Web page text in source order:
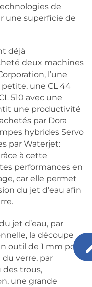
de
une superficie de
déjà
deux machines
l’une
petite, une CL 44
510 avec une
une productivité
par Dora
hybrides Servo
par Waterjet:
à cette
performances en
car elle permet
du jet d’eau afin
jet d’eau, par
la découpe
outil de 1 mm pour
verre, par
des trous,
une grande